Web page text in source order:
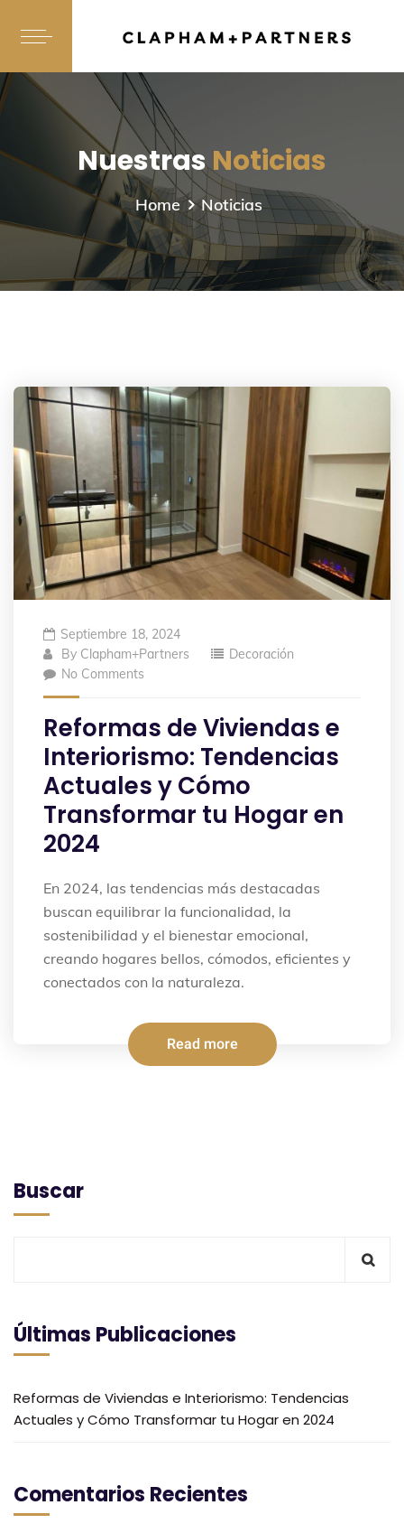
NuestrasNoticias
Home Noticias
Septiembre 18, 2024
By Clapham+Partners
Decoración
No Comments
Reformas de Viviendas e
Interiorismo: Tendencias
Actuales y Cómo
Transformar tu Hogar en
2024
En 2024, las tendencias más destacadas
buscan equilibrar la funcionalidad, la
sostenibilidad y el bienestar emocional,
creando hogares bellos, cómodos, eficientes y
conectados con la naturaleza.
Read more
Buscar
Últimas Publicaciones
Reformas de Viviendas e Interiorismo: Tendencias
Actuales y Cómo Transformar tu Hogar en 2024
Comentarios Recientes